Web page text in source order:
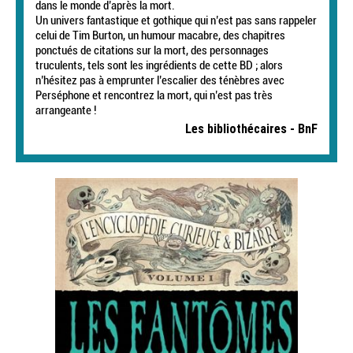
dans le monde d’après la mort.
Un univers fantastique et gothique qui n’est pas sans rappeler
celui de Tim Burton, un humour macabre, des chapitres
ponctués de citations sur la mort, des personnages
truculents, tels sont les ingrédients de cette BD ; alors
n’hésitez pas à emprunter l’escalier des ténèbres avec
Perséphone et rencontrez la mort, qui n’est pas très
arrangeante !
Les bibliothécaires - BnF